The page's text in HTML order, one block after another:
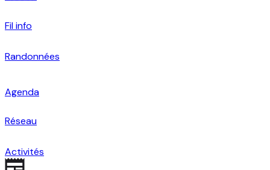
Fil info
Randonnées
Agenda
Réseau
Activités